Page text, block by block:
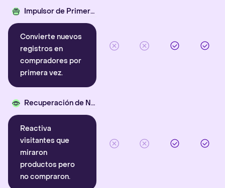
Impulsor de Primera Compra
Convierte nuevos
registros en
compradores por
primera vez.
Recuperación de Navegación
Reactiva
visitantes que
miraron
productos pero
no compraron.